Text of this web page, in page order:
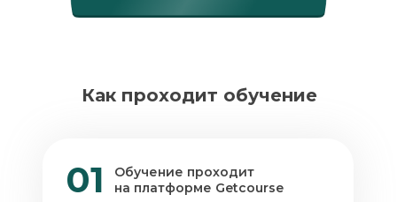
Как проходит обучение
01
Обучение проходит
на платформе Getcourse